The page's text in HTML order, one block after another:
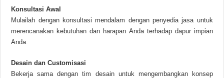
Konsultasi Awal
Mulailah dengan konsultasi mendalam dengan penyedia jasa untuk
merencanakan kebutuhan dan harapan Anda terhadap dapur impian
Anda.
Desain dan Customisasi
Bekerja sama dengan tim desain untuk mengembangkan konsep